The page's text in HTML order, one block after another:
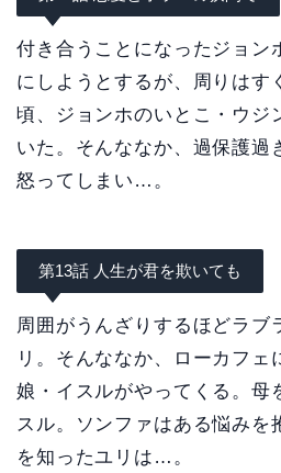
付き合うことになったジョン
にしようとするが、周りはす
頃、ジョンホのいとこ・ウジ
いた。そんななか、過保護過
怒ってしまい…。
第13話 人生が君を欺いても
周囲がうんざりするほどラブ
リ。そんななか、ローカフェ
娘・イスルがやってくる。母
スル。ソンファはある悩みを
を知ったユリは…。